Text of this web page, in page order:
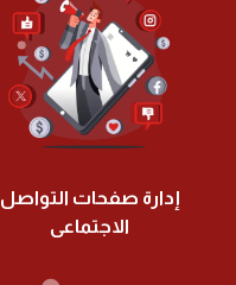
إدارة صفحات التواصل
الاجتماعى